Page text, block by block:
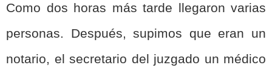
Como dos horas más tarde llegaron varias
personas. Después, supimos que eran un
notario, el secretario del juzgado un médico